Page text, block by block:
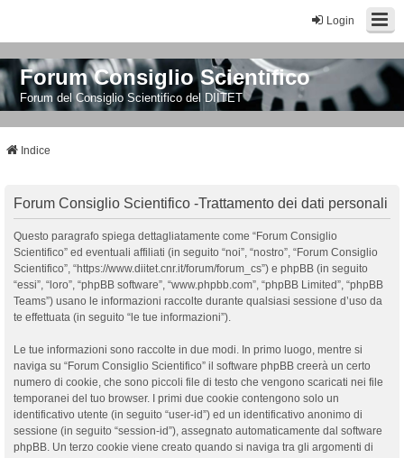
Login
Forum Consiglio Scientifico
Forum del Consiglio Scientifico del DIITET
Indice
Forum Consiglio Scientifico -Trattamento dei dati personali
Questo paragrafo spiega dettagliatamente come “Forum Consiglio
Scientifico” ed eventuali affiliati (in seguito “noi”, “nostro”, “Forum Consiglio
Scientifico”, “https://www.diitet.cnr.it/forum/forum_cs”) e phpBB (in seguito
“essi”, “loro”, “phpBB software”, “www.phpbb.com”, “phpBB Limited”, “phpBB
Teams”) usano le informazioni raccolte durante qualsiasi sessione d’uso da
te effettuata (in seguito “le tue informazioni”).
Le tue informazioni sono raccolte in due modi. In primo luogo, mentre si
naviga su “Forum Consiglio Scientifico” il software phpBB creerà un certo
numero di cookie, che sono piccoli file di testo che vengono scaricati nei file
temporanei del tuo browser. I primi due cookie contengono solo un
identificativo utente (in seguito “user-id”) ed un identificativo anonimo di
sessione (in seguito “session-id”), assegnato automaticamente dal software
phpBB. Un terzo cookie viene creato quando si naviga tra gli argomenti di